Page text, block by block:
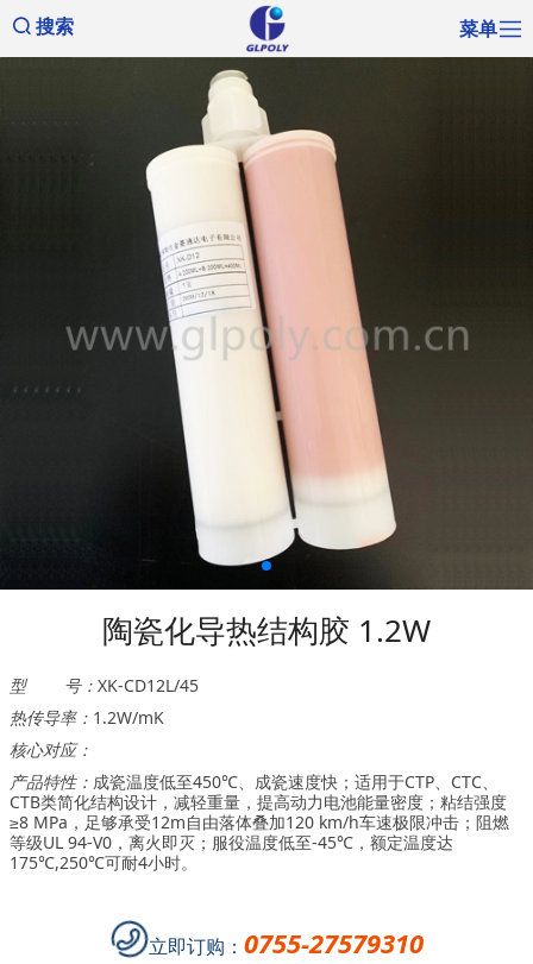
搜索 菜单
陶瓷化导热结构胶 1.2W
型 号： XK-CD12L/45
热传导率： 1.2W/mK
核心对应：
产品特性： 成瓷温度低至450℃、成瓷速度快；适用于CTP、CTC、
CTB类简化结构设计，减轻重量，提高动力电池能量密度；粘结强度
≥8 MPa，足够承受12m自由落体叠加120 km/h车速极限冲击；阻燃
等级UL 94-V0，离火即灭；服役温度低至-45℃，额定温度达
175℃,250℃可耐4小时。
立即订购： 0755-27579310